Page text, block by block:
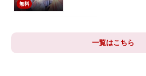
無料
一覧はこちら